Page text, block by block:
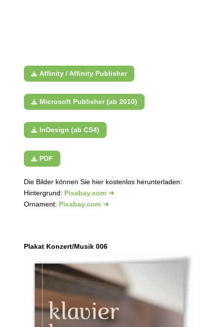
Affinity / Affinity Publisher
Microsoft Publisher (ab 2010)
InDesign (ab CS4)
PDF
Die Bilder können Sie hier kostenlos herunterladen:
Hintergrund: Pixabay.com
Ornament: Pixabay.com
Plakat Konzert/Musik 006